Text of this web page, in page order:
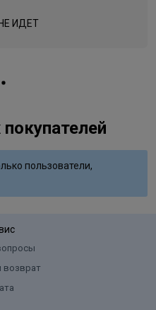
Extract, Citric Acid,
ИДЕТ
пользователи,
возврат